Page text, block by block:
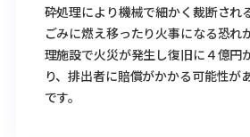
砕処理により機械で細かく裁断され
ごみに燃え移ったり火事になる恐れ
理施設で火災が発生し復旧に４億円
り、排出者に賠償がかかる可能性が
です。